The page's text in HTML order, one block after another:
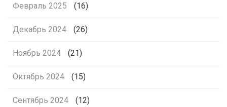
Февраль 2025 (16)
Декабрь 2024 (26)
Ноябрь 2024 (21)
Октябрь 2024 (15)
Сентябрь 2024 (12)